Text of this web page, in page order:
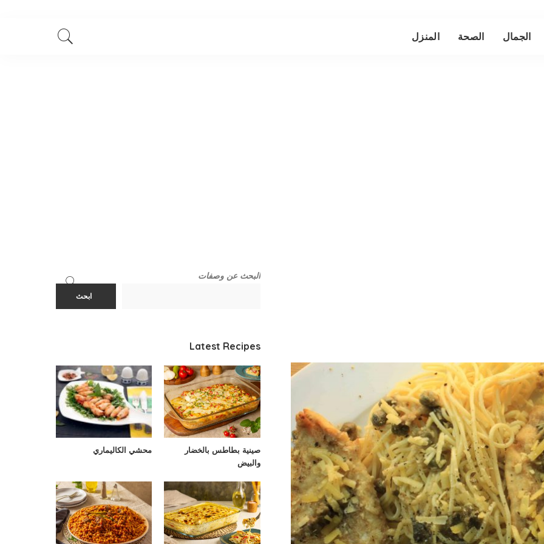
الجمال الصحة المنزل
البحث عن وصفات
ابحث
Latest Recipes
صينية بطاطس بالخضار
والبيض
محشي الكاليماري